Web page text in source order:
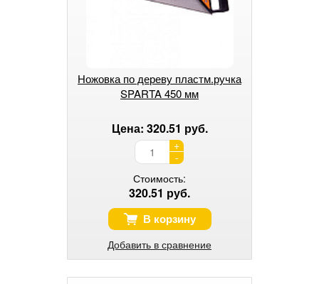
Ножовка по дереву пластм.ручка
SPARTA 450 мм
Цена: 320.51 руб.
+
-
Стоимость:
320.51 руб.
В корзину
Добавить в сравнение